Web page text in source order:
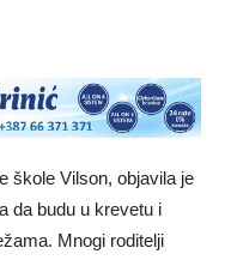
škole Vilson, objavila je
da budu u krevetu i
Mnogi roditelji